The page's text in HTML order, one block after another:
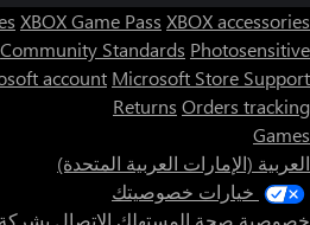
XBOX Game Pass XBOX accessories
Community Standards Photosensitive
account Microsoft Store Support
Returns Orders tracking
Games
العربية (الإمارات العربية المتحدة)
خيارات خصوصيتك
خصوصية صحة المستهلك الاتصال بشركة Microsoft